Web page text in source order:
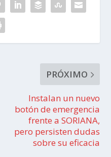
PRÓXIMO
Instalan un nuevo
botón de emergencia
frente a SORIANA,
pero persisten dudas
sobre su eficacia